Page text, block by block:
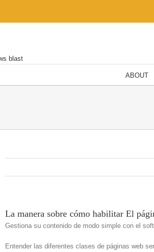
blast
ABOUT
La manera sobre cómo habilitar El
Gestiona su contenido de modo simple con el
Entender las diferentes clases de páginas web